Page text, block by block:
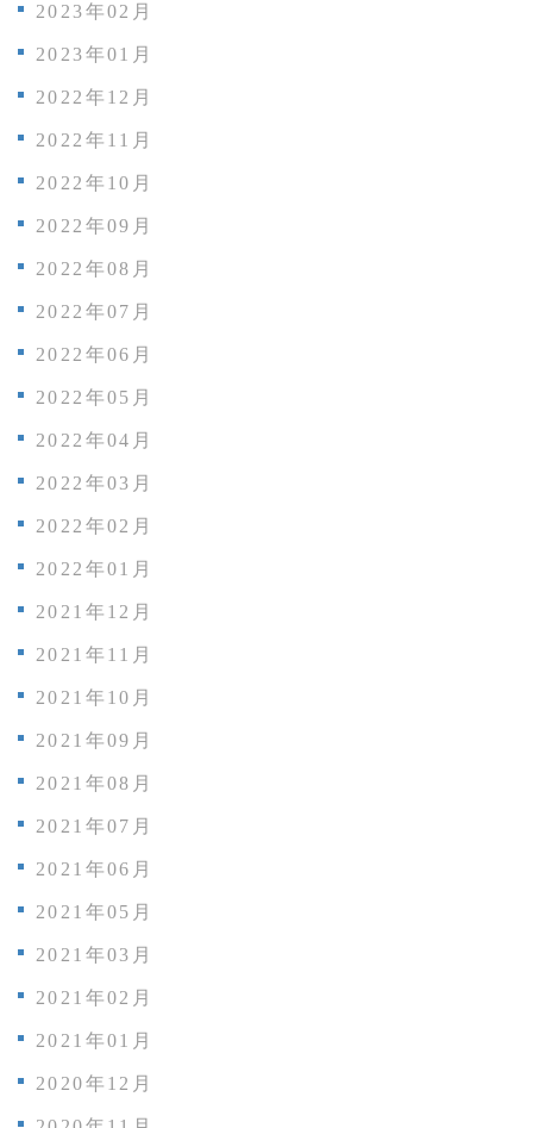
2023年02月
2023年01月
2022年12月
2022年11月
2022年10月
2022年09月
2022年08月
2022年07月
2022年06月
2022年05月
2022年04月
2022年03月
2022年02月
2022年01月
2021年12月
2021年11月
2021年10月
2021年09月
2021年08月
2021年07月
2021年06月
2021年05月
2021年03月
2021年02月
2021年01月
2020年12月